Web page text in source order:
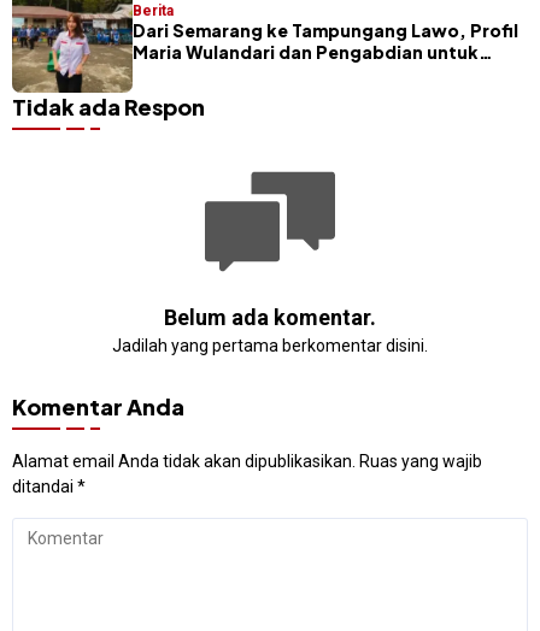
Berita
Dari Semarang ke Tampungang Lawo, Profil
Maria Wulandari dan Pengabdian untuk
Tidak ada Respon
Belum ada komentar.
Jadilah yang pertama berkomentar disini.
Komentar Anda
Alamat email Anda tidak akan dipublikasikan. Ruas yang wajib
ditandai *